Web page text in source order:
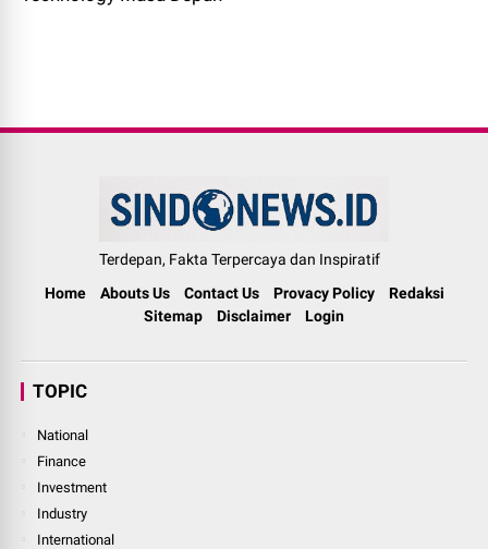
Terdepan, Fakta Terpercaya dan Inspiratif
Home
Abouts Us Contact Us Provacy Policy
Redaksi
Sitemap
Disclaimer Login
TOPIC
National
Finance
Investment
Industry
International